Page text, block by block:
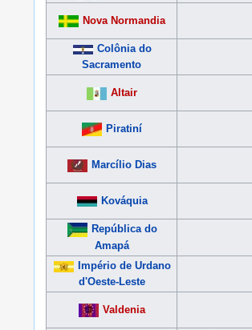
Nova Normandia
Colônia do
Sacramento
Altair
Piratiní
Marcílio Dias
Kováquia
República do
Amapá
Império de Urdano
d'Oeste-Leste
Valdenia